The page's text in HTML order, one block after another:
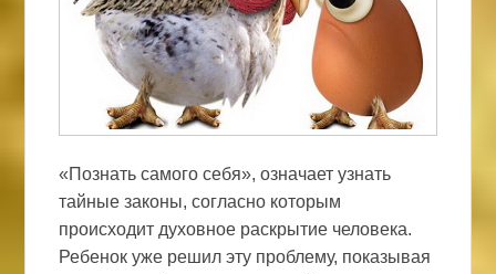
«Познать самого себя», означает узнать
тайные законы, согласно которым
происходит духовное раскрытие человека.
Ребенок уже решил эту проблему, показывая